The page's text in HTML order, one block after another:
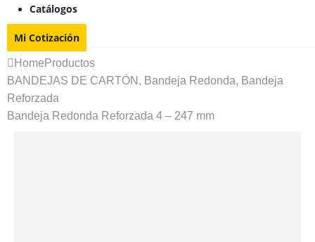
Catálogos
Mi Cotización
Home Productos
BANDEJAS DE CARTÓN , Bandeja Redonda, Bandeja
Reforzada
Bandeja Redonda Reforzada 4 – 247 mm